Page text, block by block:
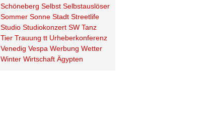
Schöneberg Selbst Selbstauslöser
Sommer Sonne Stadt Streetlife
Studio Studiokonzert SW Tanz
Tier Trauung tt Urheberkonferenz
Venedig Vespa Werbung Wetter
Winter Wirtschaft Ägypten